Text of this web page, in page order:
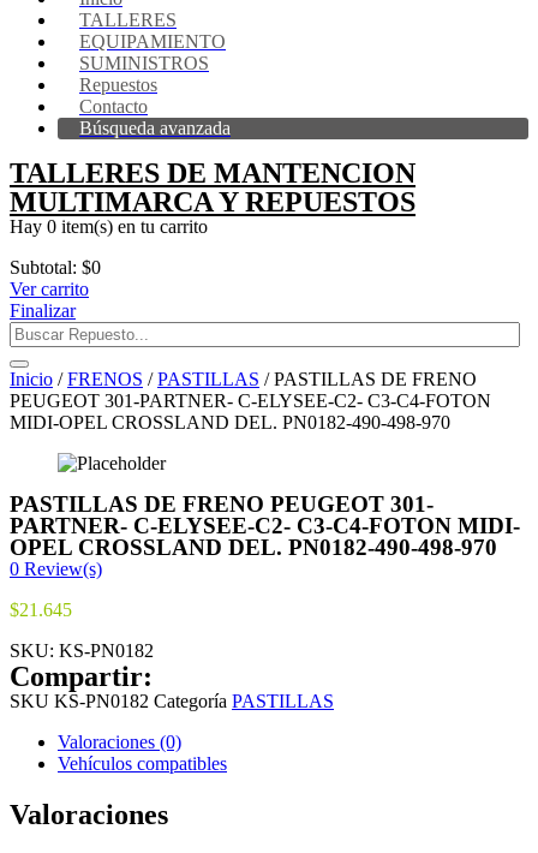
TALLERES
EQUIPAMIENTO
SUMINISTROS
Repuestos
Contacto
Búsqueda avanzada
TALLERES DE MANTENCION
MULTIMARCA Y REPUESTOS
Hay 0 item(s) en tu carrito
Subtotal: $0
Ver carrito
Finalizar
Inicio /FRENOS /PASTILLAS / PASTILLAS DE FRENO
PEUGEOT 301-PARTNER- C-ELYSEE-C2- C3-C4-FOTON
MIDI-OPEL CROSSLAND DEL. PN0182-490-498-970
PASTILLAS DE FRENO PEUGEOT 301-
PARTNER- C-ELYSEE-C2- C3-C4-FOTON MIDI-
OPEL CROSSLAND DEL. PN0182-490-498-970
0 Review(s)
$21.645
SKU: KS-PN0182
Compartir:
SKU KS-PN0182 Categoría PASTILLAS
Valoraciones (0)
Vehículos compatibles
Valoraciones